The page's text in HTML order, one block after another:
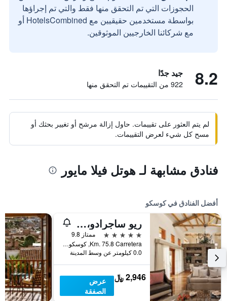
الحجوزات التي تم التحقق منها فقط والتي تم إجراؤها
بواسطة مستخدمين حقيقيين مع HotelsCombined أو
مع شركائنا الخارجيين الموثوقين.
8.2 جيد جدًا
922 من التقييمات تم التحقق منها
لم يتم العثور على تقييمات. حاول إزالة مرشح أو تغيير بحثك أو
مسح كل شيء لعرض التقييمات.
فنادق مشابهة لـ هوتل فيلا مايور
أفضل الفنادق في كوسكو
ريو ساجرادو، إيه بلموند هوتل، سيكرد فالي
5 نجوم
ممتاز 9.8
Km. 75.8 Carretera, كوسكو, بيرو
0.0 كيلومتر عن وسط المدينة
2,946 ﷼
عرض
الصفقة